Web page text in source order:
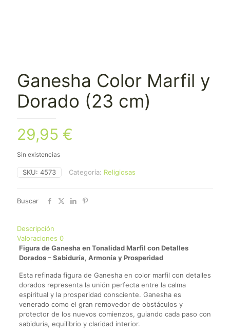
Ganesha Color Marfil y
Dorado (23 cm)
29,95 €
Sin existencias
SKU: 4573 Categoría: Religiosas
Buscar
Descripción
Valoraciones 0
Figura de Ganesha en Tonalidad Marfil con Detalles
Dorados – Sabiduría, Armonía y Prosperidad
Esta refinada figura de Ganesha en color marfil con detalles
dorados representa la unión perfecta entre la calma
espiritual y la prosperidad consciente. Ganesha es
venerado como el gran removedor de obstáculos y
protector de los nuevos comienzos, guiando cada paso con
sabiduría, equilibrio y claridad interior.